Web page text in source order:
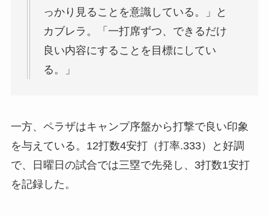
っかり見ることを意識している。」と
カブレラ。「一打席ずつ、できるだけ
良い内容にすることを目標にしてい
る。」
一方、ペラザはキャンプ序盤から打撃で良い印象
を与えている。12打数4安打（打率.333）と好調
で、日曜日の試合では三塁で先発し、3打数1安打
を記録した。